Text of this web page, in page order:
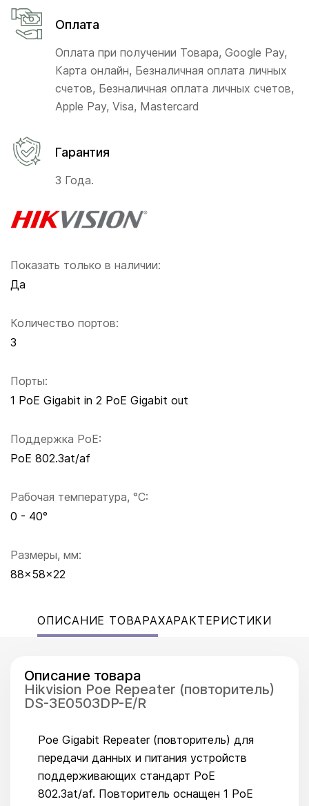
Показать только в наличии:
Да
Количество портов:
3
Порты:
1 PoE Gigabit in 2 PoE Gigabit out
Поддержка PoE:
PoE 802.3at/af
Рабочая температура, °C:
0 - 40°
Размеры, мм:
88x58x22
Оплата
Оплата при получении Товара, Google Pay,
Карта онлайн, Безналичная оплата личных
счетов, Безналичная оплата личных счетов,
Apple Pay, Visa, Mastercard
Гарантия
3 Года.
ОПИСАНИЕ ТОВАРАХАРАКТЕРИСТИКИ
Описание товара
Hikvision Poe Repeater (повторитель)
DS-3E0503DP-E/R
Poe Gigabit Repeater (повторитель) для
передачи данных и питания устройств
поддерживающих стандарт PoE
802.3at/af. Повторитель оснащен 1 PoE